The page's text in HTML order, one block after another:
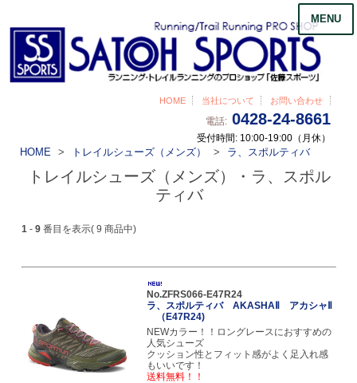
HOME 当社について お問い合わせ
電話: 0428-24-8661
受付時間: 10:00-19:00（月休）
MENU
HOME トレイルシューズ（メンズ） ラ、スポルティバ
トレイルシューズ（メンズ）・ラ、スポル
ティバ
1 -9番目を表示( 9 商品中)
No.ZFRS066-E47R24
ラ、スポルティバ AKASHAⅡ アカシャⅡ
（E47R24)
NEWカラー！！ロングレースにおすすめの
人気シューズ
クッション性とフィット感がよく足入れ感
もいいです！
送料無料！！